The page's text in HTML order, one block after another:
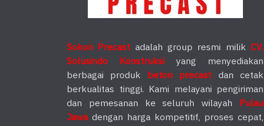
Sokon Precast adalah group resmi milikCV.
Solusindo Konstruksi yang menyediakan
berbagai produk beton precast dan cetak
berkualitas tinggi. Kami melayani pengiriman
dan pemesanan ke seluruh wilayah Pulau
Jawadengan harga kompetitif, proses cepat,